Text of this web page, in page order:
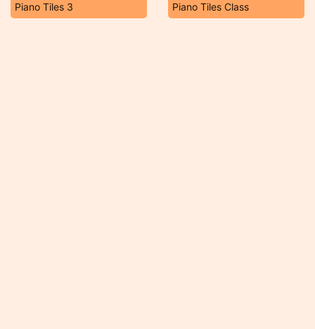
Piano Tiles 3 Piano Tiles Class